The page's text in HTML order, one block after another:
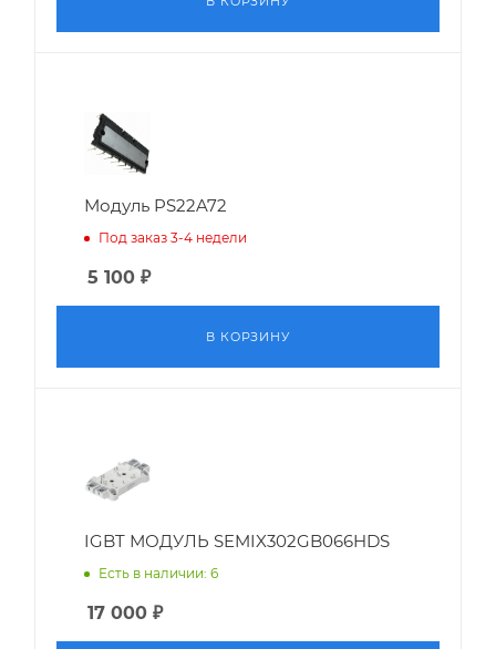
Модуль PS22A72
Под заказ 3-4 недели
5 100 ₽
В КОРЗИНУ
IGBT МОДУЛЬ SEMIX302GB066HDS
Есть в наличии: 6
17 000 ₽